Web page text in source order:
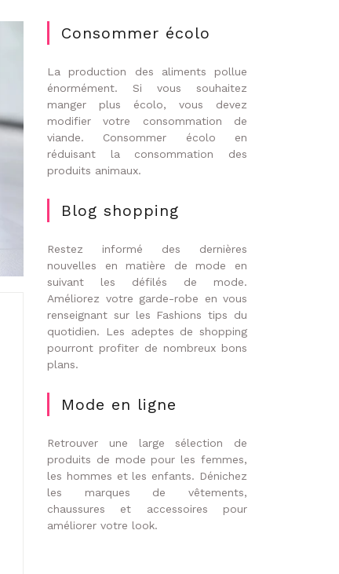
Consommer écolo
La production des aliments pollue
énormément. Si vous souhaitez
manger plus écolo, vous devez
modifier votre consommation de
viande. Consommer écolo en
réduisant la consommation des
produits animaux.
Blog shopping
Restez informé des dernières
nouvelles en matière de mode en
suivant les défilés de mode.
Améliorez votre garde-robe en vous
renseignant sur les Fashions tips du
quotidien. Les adeptes de shopping
pourront profiter de nombreux bons
plans.
Mode en ligne
Retrouver une large sélection de
produits de mode pour les femmes,
les hommes et les enfants. Dénichez
les marques de vêtements,
chaussures et accessoires pour
améliorer votre look.